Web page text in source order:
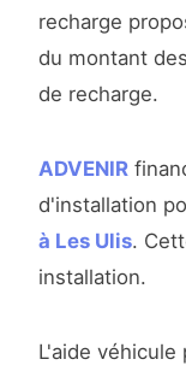
recharge
du montant
de recharge.
ADVENIR
d'installation
à Les Ulis.
installation.
L'aide